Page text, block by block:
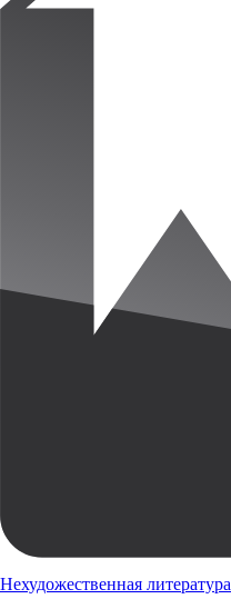
Нехудожественная литература